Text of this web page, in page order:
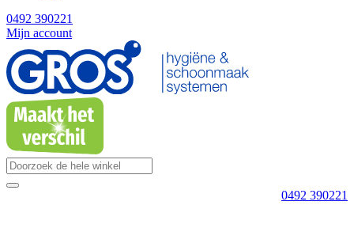
0492 390221
Mijn account
0492 390221